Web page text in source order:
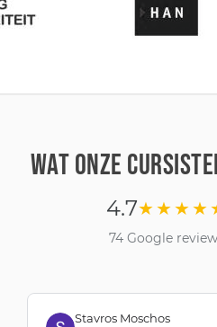
WAT ONZE
4.7
74 Google
Stavros Moschos